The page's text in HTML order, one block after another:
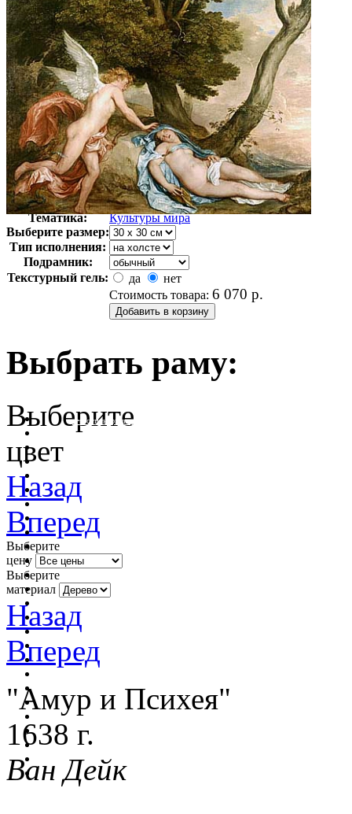
Автор:
Дейк ван Флорис
Арт-стиль
Голландская живопись
Тематика:
Культуры мира
Выберите размер:
Тип исполнения:
Подрамник:
Текстурный гель:
да
нет
Стоимость товара: 6 070 р.
Выбрать раму:
очистить фильтр цвета
Выберите
цвет
Назад
Вперед
Выберите
цену
Выберите
материал
Назад
Вперед
"Амур и Психея"
1638 г.
Ван Дейк